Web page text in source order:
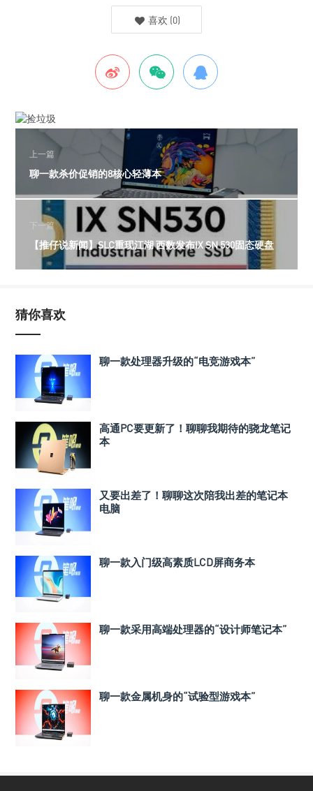
喜欢 (0)
上一篇
聊一款杀价促销的8核心轻薄本
下一篇
【推仔说新闻】SLC重现江湖 西数发布IX SN 530固态硬盘
猜你喜欢
聊一款处理器升级的“电竞游戏本”
高通PC要更新了！聊聊我期待的骁龙笔记
本
又要出差了！聊聊这次陪我出差的笔记本
电脑
聊一款入门级高素质LCD屏商务本
聊一款采用高端处理器的“设计师笔记本”
聊一款金属机身的“试验型游戏本”